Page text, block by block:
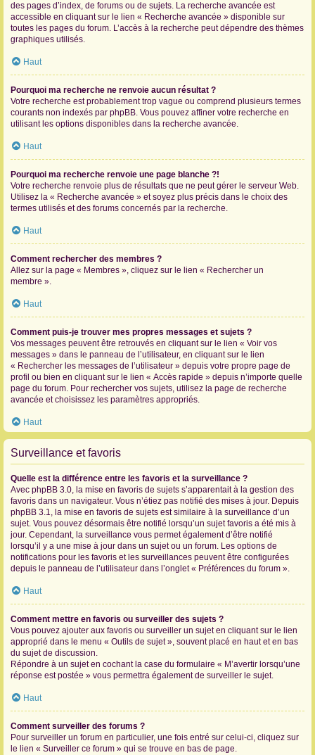
des pages d’index, de forums ou de sujets. La recherche avancée est
accessible en cliquant sur le lien « Recherche avancée » disponible sur
toutes les pages du forum. L’accès à la recherche peut dépendre des thèmes
graphiques utilisés.
Haut
Pourquoi ma recherche ne renvoie aucun résultat ?
Votre recherche est probablement trop vague ou comprend plusieurs termes
courants non indexés par phpBB. Vous pouvez affiner votre recherche en
utilisant les options disponibles dans la recherche avancée.
Haut
Pourquoi ma recherche renvoie une page blanche ?!
Votre recherche renvoie plus de résultats que ne peut gérer le serveur Web.
Utilisez la « Recherche avancée » et soyez plus précis dans le choix des
termes utilisés et des forums concernés par la recherche.
Haut
Comment rechercher des membres ?
Allez sur la page « Membres », cliquez sur le lien « Rechercher un
membre ».
Haut
Comment puis-je trouver mes propres messages et sujets ?
Vos messages peuvent être retrouvés en cliquant sur le lien « Voir vos
messages » dans le panneau de l’utilisateur, en cliquant sur le lien
« Rechercher les messages de l’utilisateur » depuis votre propre page de
profil ou bien en cliquant sur le lien « Accès rapide » depuis n’importe quelle
page du forum. Pour rechercher vos sujets, utilisez la page de recherche
avancée et choisissez les paramètres appropriés.
Haut
Surveillance et favoris
Quelle est la différence entre les favoris et la surveillance ?
Avec phpBB 3.0, la mise en favoris de sujets s’apparentait à la gestion des
favoris dans un navigateur. Vous n’étiez pas notifié des mises à jour. Depuis
phpBB 3.1, la mise en favoris de sujets est similaire à la surveillance d’un
sujet. Vous pouvez désormais être notifié lorsqu’un sujet favoris a été mis à
jour. Cependant, la surveillance vous permet également d’être notifié
lorsqu’il y a une mise à jour dans un sujet ou un forum. Les options de
notifications pour les favoris et les surveillances peuvent être configurées
depuis le panneau de l’utilisateur dans l’onglet « Préférences du forum ».
Haut
Comment mettre en favoris ou surveiller des sujets ?
Vous pouvez ajouter aux favoris ou surveiller un sujet en cliquant sur le lien
approprié dans le menu « Outils de sujet », souvent placé en haut et en bas
du sujet de discussion.
Répondre à un sujet en cochant la case du formulaire « M’avertir lorsqu’une
réponse est postée » vous permettra également de surveiller le sujet.
Haut
Comment surveiller des forums ?
Pour surveiller un forum en particulier, une fois entré sur celui-ci, cliquez sur
le lien « Surveiller ce forum » qui se trouve en bas de page.